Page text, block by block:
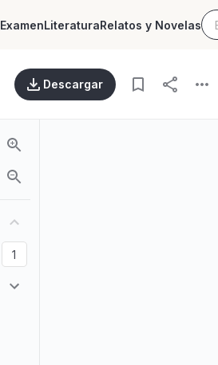
ExamenLiteraturaRelatos y Novelas
Descargar